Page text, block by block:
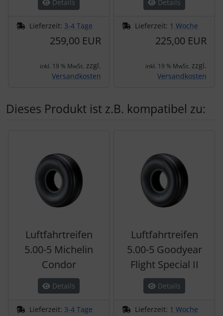
Details
Lieferzeit: 3-4 Tage
259,00 EUR
inkl. 19 % MwSt. zzgl.
Versandkosten
Details
Lieferzeit: 1 Woche
225,00 EUR
inkl. 19 % MwSt. zzgl.
Versandkosten
Dieses Produkt ist z.B. kompatibel zu:
Luftfahrtreifen
5.00-5 Michelin
Condor
Details
Lieferzeit: 3-4 Tage
Luftfahrtreifen
5.00-5 Goodyear
Flight Special II
Details
Lieferzeit: 1 Woche